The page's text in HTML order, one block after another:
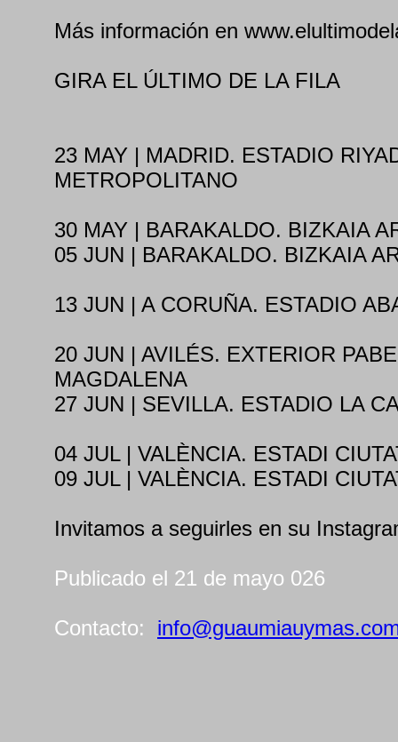
Más información en
GIRA EL ÚLTIMO DE LA FILA
23 MAY | MADRID. ESTADIO
METROPOLITANO
30 MAY | BARAKALDO. BIZKAIA
05 JUN | BARAKALDO. BIZKAIA
13 JUN | A CORUÑA. ESTADIO
20 JUN | AVILÉS. EXTERIOR
MAGDALENA
27 JUN | SEVILLA. ESTADIO LA
04 JUL | VALÈNCIA. ESTADI
09 JUL | VALÈNCIA. ESTADI
Invitamos a seguirles en su
Publicado el 21 de mayo 026
Contacto: